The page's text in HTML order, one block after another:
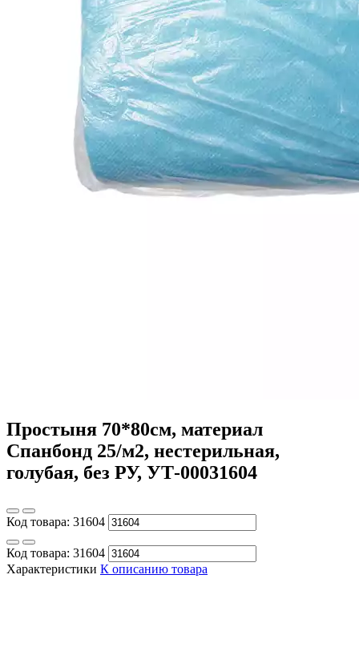
Простыня 70*80см, материал
Спанбонд 25/м2, нестерильная,
голубая, без РУ, УТ-00031604
Код товара: 31604
Код товара: 31604
Характеристики К описанию товара